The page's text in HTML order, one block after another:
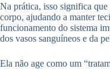
Na prática, isso significa
corpo, ajudando a manter
funcionamento do sistema
dos vasos sanguíneos e da
Ela não age como um